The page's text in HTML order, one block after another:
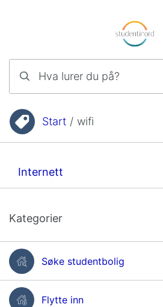
Du er her:Start / wifi
Internett
Kategorier
Søke studentbolig
Flytte inn